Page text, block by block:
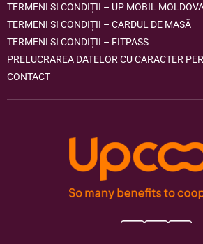
TERMENI SI CONDIȚII – UP MOBIL
TERMENI SI CONDIȚII – CARDUL DE MASĂ
TERMENI SI CONDIȚII – FITPASS
PRELUCRAREA DATELOR CU CARACTER
CONTACT